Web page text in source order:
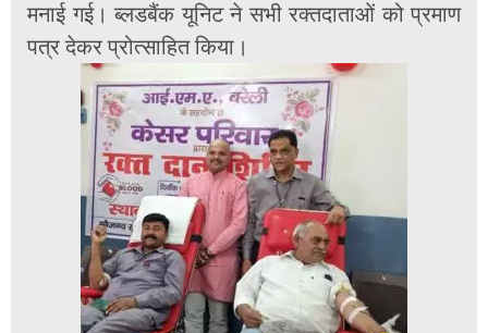
मनाई गई। ब्लडबैंक यूनिट ने सभी रक्तदाताओं को प्रमाण
पत्र देकर प्रोत्साहित किया।